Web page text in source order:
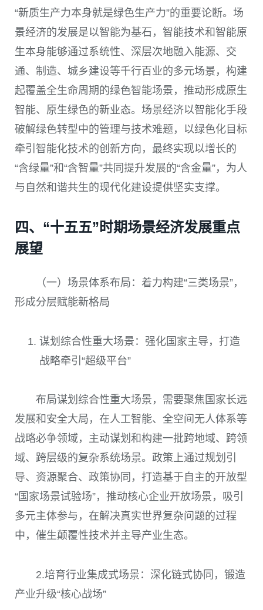
“新质生产力本身就是绿色生产力”的重要论断。场
景经济的发展是以智能为基石，智能技术和智能原
生本身能够通过系统性、深层次地融入能源、交
通、制造、城乡建设等千行百业的多元场景，构建
起覆盖全生命周期的绿色智能场景，推动形成原生
智能、原生绿色的新业态。场景经济以智能化手段
破解绿色转型中的管理与技术难题，以绿色化目标
牵引智能化技术的创新方向，最终实现以增长的
“含绿量”和“含智量”共同提升发展的“含金量”，为人
与自然和谐共生的现代化建设提供坚实支撑。
四、“十五五”时期场景经济发展重点
展望
（一）场景体系布局：着力构建“三类场景”，
形成分层赋能新格局
谋划综合性重大场景：强化国家主导，打造
战略牵引“超级平台”
布局谋划综合性重大场景，需要聚焦国家长远
发展和安全大局，在人工智能、全空间无人体系等
战略必争领域，主动谋划和构建一批跨地域、跨领
域、跨层级的复杂系统场景。政策上通过规划引
导、资源聚合、政策协同，打造基于自主的开放型
“国家场景试验场”，推动核心企业开放场景，吸引
多元主体参与，在解决真实世界复杂问题的过程
中，催生颠覆性技术并主导产业生态。
2.培育行业集成式场景：深化链式协同，锻造
产业升级“核心战场”